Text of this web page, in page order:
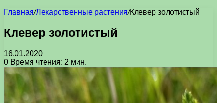
Главная/Лекарственные растения/Клевер золотистый
Клевер золотистый
16.01.2020
0 Время чтения: 2 мин.